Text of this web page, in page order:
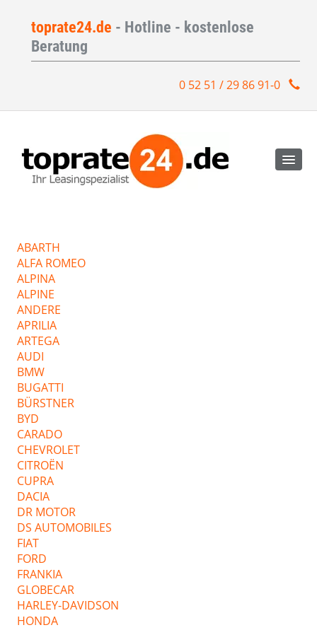
toprate24.de - Hotline - kostenlose
Beratung
0 52 51 / 29 86 91-0
ABARTH
ALFA ROMEO
ALPINA
ALPINE
ANDERE
APRILIA
ARTEGA
AUDI
BMW
BUGATTI
BÜRSTNER
BYD
CARADO
CHEVROLET
CITROËN
CUPRA
DACIA
DR MOTOR
DS AUTOMOBILES
FIAT
FORD
FRANKIA
GLOBECAR
HARLEY-DAVIDSON
HONDA